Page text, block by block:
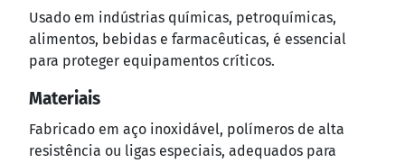
Usado em indústrias químicas, petroquímicas,
alimentos, bebidas e farmacêuticas, é essencial
para proteger equipamentos críticos.
Materiais
Fabricado em aço inoxidável, polímeros de alta
resistência ou ligas especiais, adequados para